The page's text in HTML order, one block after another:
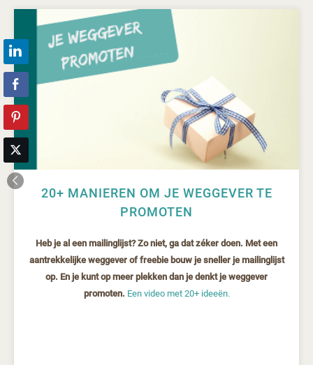
20+ MANIEREN OM JE WEGGEVER TE
PROMOTEN
Heb je al een mailinglijst? Zo niet, ga dat zéker doen. Met een
aantrekkelijke weggever of freebie bouw je sneller je mailinglijst
op. En je kunt op meer plekken dan je denkt je weggever
promoten. Een video met 20+ ideeën.